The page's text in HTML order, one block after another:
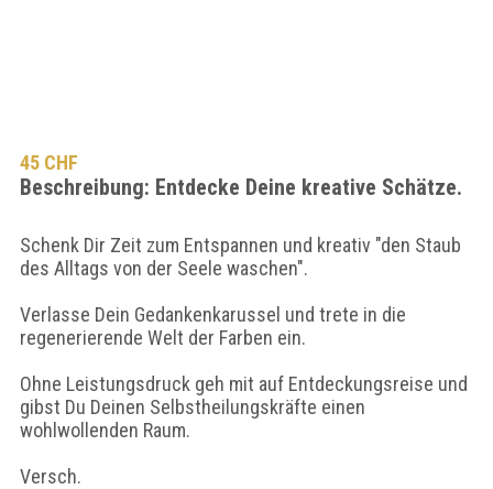
45 CHF
Beschreibung: Entdecke Deine kreative Schätze.
Schenk Dir Zeit zum Entspannen und kreativ "den Staub
des Alltags von der Seele waschen".
Verlasse Dein Gedankenkarussel und trete in die
regenerierende Welt der Farben ein.
Ohne Leistungsdruck geh mit auf Entdeckungsreise und
gibst Du Deinen Selbstheilungskräfte einen
wohlwollenden Raum.
Versch.